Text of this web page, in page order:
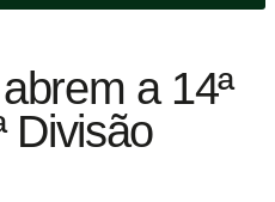
a 14ª
Divisão